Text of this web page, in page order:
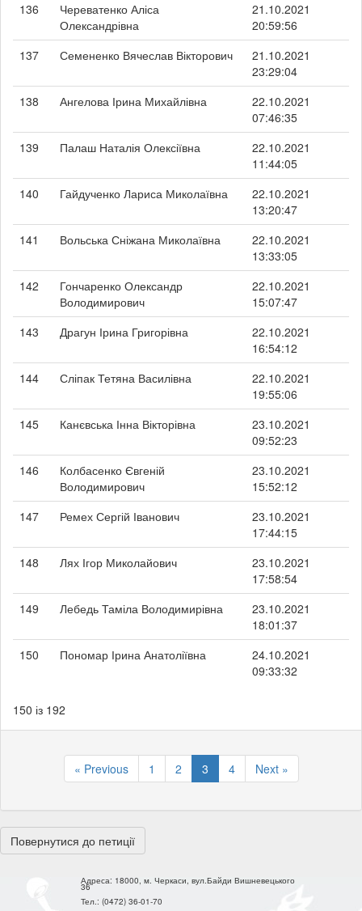
136
Череватенко Аліса
Олександрівна
21.10.2021
20:59:56
137
Семененко Вячеслав Вікторович
21.10.2021
23:29:04
138
Ангелова Ірина Михайлівна
22.10.2021
07:46:35
139
Палаш Наталія Олексіївна
22.10.2021
11:44:05
140
Гайдученко Лариса Миколаївна
22.10.2021
13:20:47
141
Вольська Сніжана Миколаївна
22.10.2021
13:33:05
142
Гончаренко Олександр
Володимирович
22.10.2021
15:07:47
143
Драгун Ірина Григорівна
22.10.2021
16:54:12
144
Сліпак Тетяна Василівна
22.10.2021
19:55:06
145
Канєвська Інна Вікторівна
23.10.2021
09:52:23
146
Колбасенко Євгеній
Володимирович
23.10.2021
15:52:12
147
Ремех Сергій Іванович
23.10.2021
17:44:15
148
Лях Ігор Миколайович
23.10.2021
17:58:54
149
Лебедь Таміла Володимирівна
23.10.2021
18:01:37
150
Пономар Ірина Анатоліївна
24.10.2021
09:33:32
150 із 192
« Previous 1 2 3 4 Next »
Повернутися до петиції
Адреса: 18000, м. Черкаси, вул.Байди Вишневецького
36
Тел.: (0472) 36-01-70